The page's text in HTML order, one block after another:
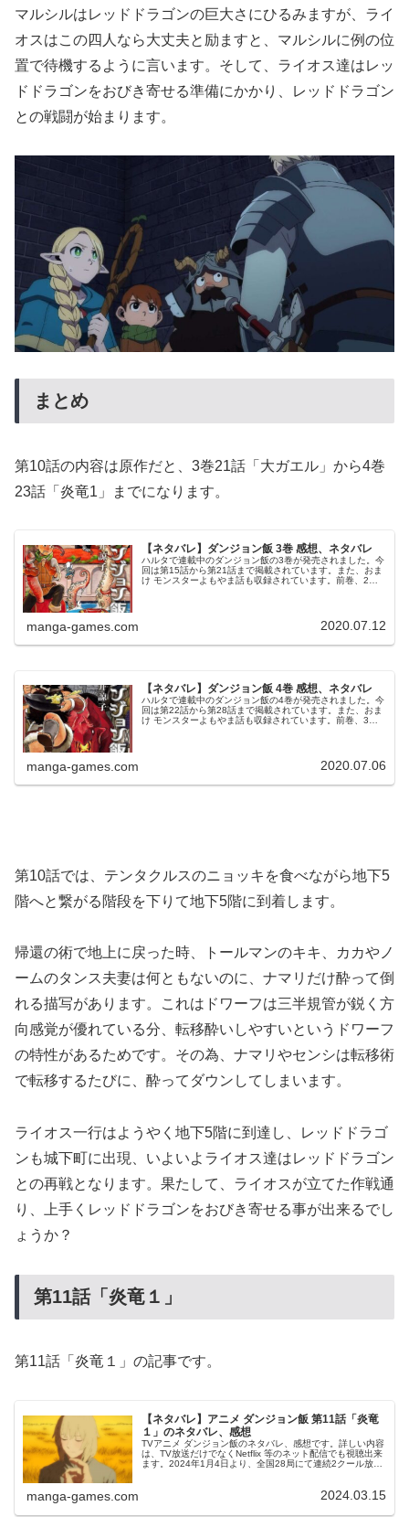
マルシルはレッドドラゴンの巨大さにひるみますが、ライ
オスはこの四人なら大丈夫と励ますと、マルシルに例の位
置で待機するように言います。そして、ライオス達はレッ
ドドラゴンをおびき寄せる準備にかかり、レッドドラゴン
との戦闘が始まります。
まとめ
第10話の内容は原作だと、3巻21話「大ガエル」から4巻
23話「炎竜1」までになります。
【ネタバレ】ダンジョン飯 3巻 感想、ネタバレ
ハルタで連載中のダンジョン飯の3巻が発売されました。今
回は第15話から第21話まで掲載されています。また、おま
け モンスターよもやま話も収録されています。前巻、2巻
manga-games.com 2020.07.12
【ネタバレ】ダンジョン飯 4巻 感想、ネタバレ
ハルタで連載中のダンジョン飯の4巻が発売されました。今
回は第22話から第28話まで掲載されています。また、おま
け モンスターよもやま話も収録されています。前巻、3巻
manga-games.com 2020.07.06
第10話では、テンタクルスのニョッキを食べながら地下5
階へと繋がる階段を下りて地下5階に到着します。
帰還の術で地上に戻った時、トールマンのキキ、カカやノ
ームのタンス夫妻は何ともないのに、ナマリだけ酔って倒
れる描写があります。これはドワーフは三半規管が鋭く方
向感覚が優れている分、転移酔いしやすいというドワーフ
の特性があるためです。その為、ナマリやセンシは転移術
で転移するたびに、酔ってダウンしてしまいます。
ライオス一行はようやく地下5階に到達し、レッドドラゴ
ンも城下町に出現、いよいよライオス達はレッドドラゴン
との再戦となります。果たして、ライオスが立てた作戦通
り、上手くレッドドラゴンをおびき寄せる事が出来るでし
ょうか？
第11話「炎竜１ 」
第11話「炎竜１」の記事です。
【ネタバレ】アニメ ダンジョン飯 第11話「炎竜
１」のネタバレ、感想
TVアニメ ダンジョン飯のネタバレ、感想です。詳しい内容
は、TV放送だけでなくNetflix 等のネット配信でも視聴出来
ます。2024年1月4日より、全国28局にて連続2クール放送
manga-games.com 2024.03.15